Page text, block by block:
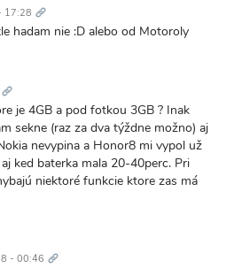
17:28 odkaz
hadam nie :D alebo od Motoroly
odkaz
je 4GB a pod fotkou 3GB ? Inak
sekne (raz za dva týždne možno) aj
nevypina a Honor8 mi vypol už
ked baterka mala 20-40perc. Pri
niektoré funkcie ktore zas má
- 00:46 odkaz